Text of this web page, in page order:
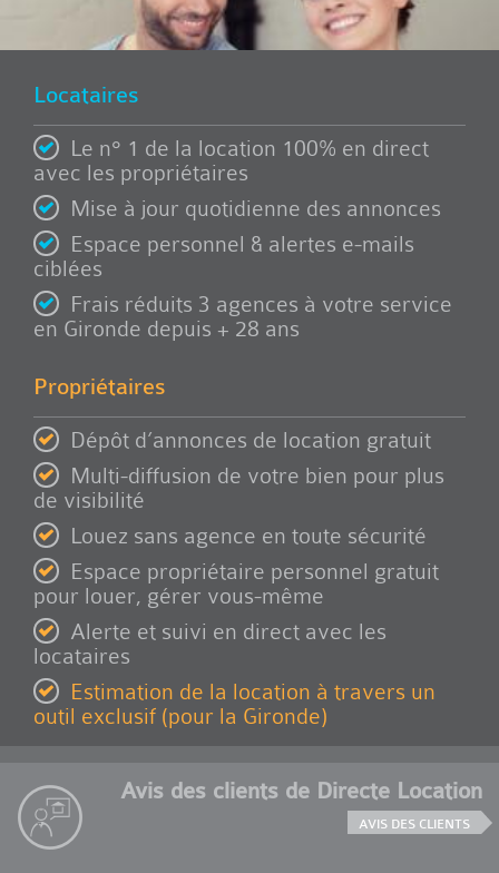
Locataires
Le n° 1 de la location 100% en direct
avec les propriétaires
Mise à jour quotidienne des annonces
Espace personnel & alertes e-mails
ciblées
Frais réduits 3 agences à votre service
en Gironde depuis + 28 ans
Propriétaires
Dépôt d’annonces de location gratuit
Multi-diffusion de votre bien pour plus
de visibilité
Louez sans agence en toute sécurité
Espace propriétaire personnel gratuit
pour louer, gérer vous-même
Alerte et suivi en direct avec les
locataires
Estimation de la location à travers un
outil exclusif (pour la Gironde)
Avis des clients de Directe Location
AVIS DES CLIENTS